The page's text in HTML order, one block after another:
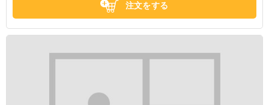
注文をする